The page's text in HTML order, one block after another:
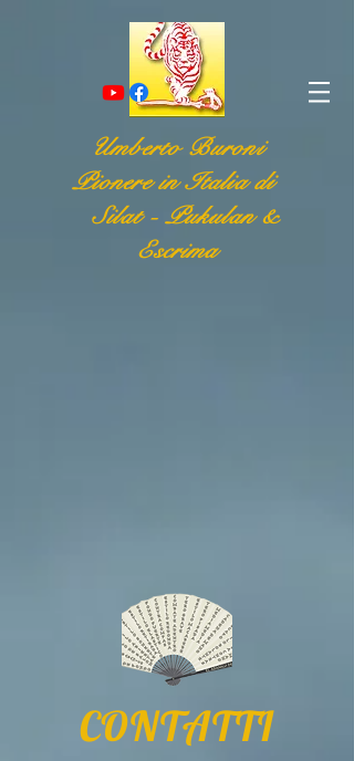
Umberto Buroni
Pionere in Italia di
Silat - Pukulan &
Escrima
CONTATTI